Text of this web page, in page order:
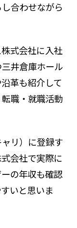
合わせながら
式会社に入社
井倉庫ホール
革も紹介して
職・就職活動
リ）に登録す
会社で実際に
の年収も確認
いと思いま